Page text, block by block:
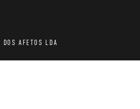
AFETOS LDA